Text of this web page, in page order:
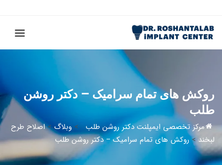
روکش های تمام سرامیک – دکتر روشن
طلب
مرکز تخصصی ایمپلنت دکتر روشن طلب >وبلاگ>اصلاح طرح
لبخند >روکش های تمام سرامیک – دکتر روشن طلب